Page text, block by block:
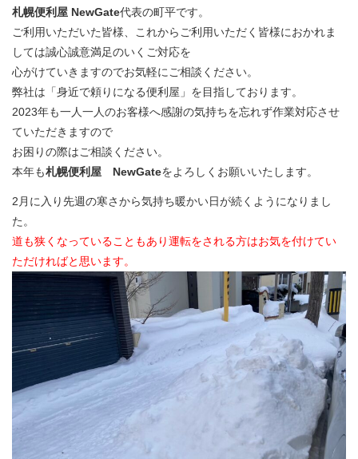
札幌便利屋 NewGate代表の町平です。
ご利用いただいた皆様、これからご利用いただく皆様におかれま
しては誠心誠意満足のいくご対応を
心がけていきますのでお気軽にご相談ください。
弊社は「身近で頼りになる便利屋」を目指しております。
2023年も一人一人のお客様へ感謝の気持ちを忘れず作業対応させ
ていただきますので
お困りの際はご相談ください。
本年も札幌便利屋 NewGateをよろしくお願いいたします。
2月に入り先週の寒さから気持ち暖かい日が続くようになりまし
た。
道も狭くなっていることもあり運転をされる方はお気を付けてい
ただければと思います。